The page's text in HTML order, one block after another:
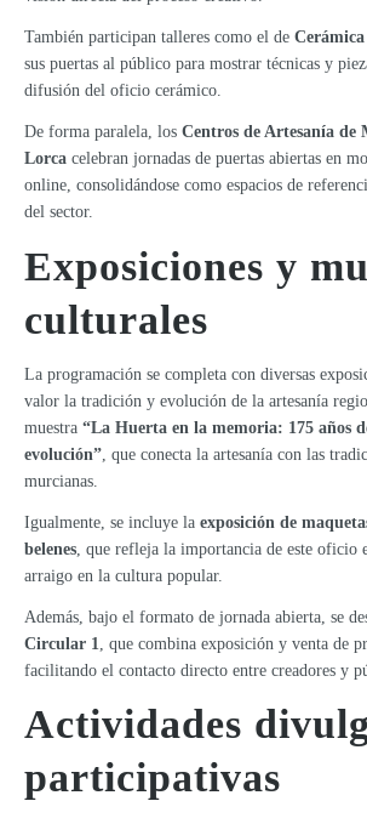
También participan talleres como el de
sus puertas al público para mostrar técnicas y
difusión del oficio cerámico.
De forma paralela, los Centros de Artesanía de
Lorca celebran jornadas de puertas abiertas en
online, consolidándose como espacios de
del sector.
Exposiciones y
culturales
La programación se completa con diversas
valor la tradición y evolución de la artesanía
muestra “La Huerta en la memoria: 175 años
evolución” , que conecta la artesanía con las
murcianas.
Igualmente, se incluye la exposición de
belenes , que refleja la importancia de este oficio
arraigo en la cultura popular.
Además, bajo el formato de jornada abierta, se
Circular 1
, que combina exposición y venta de
facilitando el contacto directo entre creadores y
Actividades
participativas